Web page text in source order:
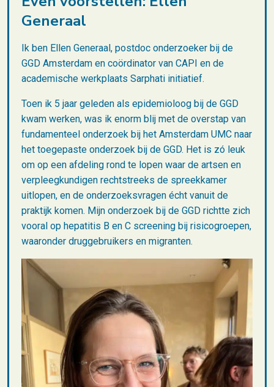
Generaal
Ik ben Ellen Generaal, postdoc onderzoeker bij de
GGD Amsterdam en coördinator van CAPI en de
academische werkplaats Sarphati initiatief.
Toen ik 5 jaar geleden als epidemioloog bij de GGD
kwam werken, was ik enorm blij met de overstap van
fundamenteel onderzoek bij het Amsterdam UMC naar
het toegepaste onderzoek bij de GGD. Het is zó leuk
om op een afdeling rond te lopen waar de artsen en
verpleegkundigen rechtstreeks de spreekkamer
uitlopen, en de onderzoeksvragen écht vanuit de
praktijk komen. Mijn onderzoek bij de GGD richtte zich
vooral op hepatitis B en C screening bij risicogroepen,
waaronder druggebruikers en migranten.